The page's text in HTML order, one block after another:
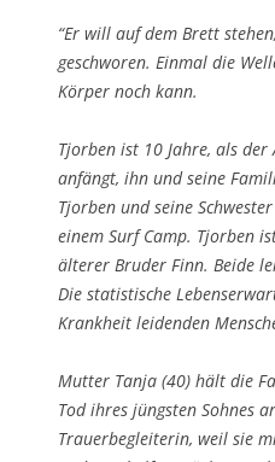
“Er will auf dem Brett
geschworen. Einmal die
Körper noch kann.
Tjorben ist 10 Jahre, als
anfängt, ihn und seine
Tjorben und seine
einem Surf Camp. Tjorben
älterer Bruder Finn. Beide
Die statistische
Krankheit leidenden
Mutter Tanja (40) hält die
Tod ihres jüngsten Sohnes
Trauerbegleiterin, weil sie